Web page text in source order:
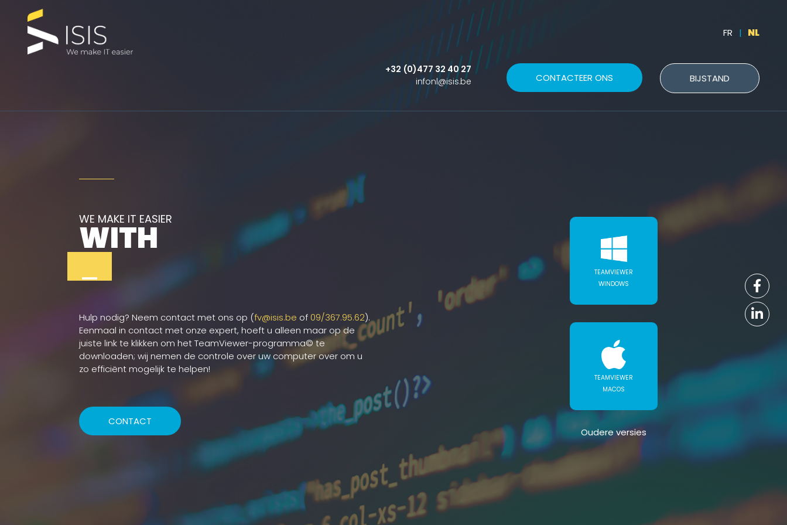
FR | NL
+32 (0)477 32 40 27
infonl@isis.be
CONTACTEER ONS BIJSTAND
WE MAKE IT EASIER
WITH
_
Hulp nodig? Neem contact met ons op (fv@isis.be of 09/367.95.62).
Eenmaal in contact met onze expert, hoeft u alleen maar op de
juiste link te klikken om het TeamViewer-programma© te
downloaden; wij nemen de controle over uw computer over om u
zo efficiënt mogelijk te helpen!
CONTACT
TEAMVIEWER
WINDOWS
TEAMVIEWER
MACOS
Oudere versies